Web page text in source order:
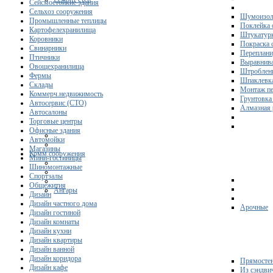
Поклейка
Покраска
Монтаж
Грунтовка
Алмазная
Комм.сооружения
Ангары
Арочные
Из
Сейсмостойкие здания
Сельхоз сооружения
Промышленные теплицы
Картофелехранилища
Коровники
Свинарники
Птичники
Овощехранилища
Фермы
Склады
Коммерч.недвижимость
Автосервис (СТО)
Автосалоны
Торговые центры
Офисные здания
Автомойки
Магазины
Мини-гостиницы
Шиномонтажные
Спортзалы
Общежития
Дизайн
Дизайн частного дома
Дизайн гостиной
Дизайн комнаты
Дизайн кухни
Дизайн квартиры
Дизайн ванной
Дизайн коридора
Дизайн кафе